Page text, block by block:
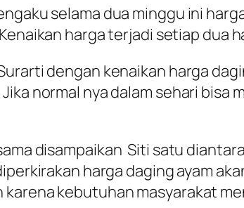
selama dua minggu ini
harga terjadi setiap dua
dengan kenaikan harga
normal nya dalam sehari bisa
disampaikan Siti satu
harga daging ayam
karena kebutuhan masyarakat